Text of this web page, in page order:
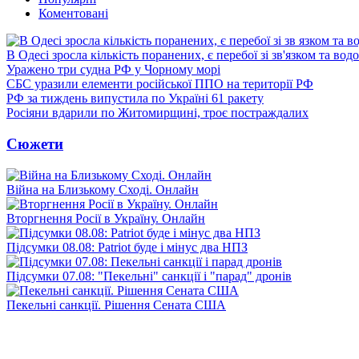
Коментовані
В Одесі зросла кількість поранених, є перебої зі зв'язком та
Уражено три судна РФ у Чорному морі
СБС уразили елементи російської ППО на території РФ
РФ за тиждень випустила по Україні 61 ракету
Росіяни вдарили по Житомирщині, троє постраждалих
Сюжети
Війна на Близькому Сході. Онлайн
Вторгнення Росії в Україну. Онлайн
Підсумки 08.08: Patriot буде і мінус два НПЗ
Підсумки 07.08: "Пекельні" санкції і "парад" дронів
Пекельні санкції. Рішення Сената США